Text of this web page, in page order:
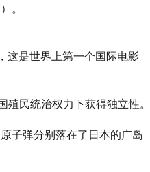
。
这是世界上第一个国际电影
民统治权力下获得独立性。
子弹分别落在了日本的广岛